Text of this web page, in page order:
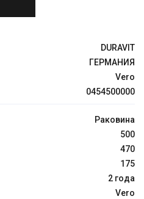
DURAVIT
ГЕРМАНИЯ
Vero
0454500000
Раковина
500
470
175
2 года
Vero